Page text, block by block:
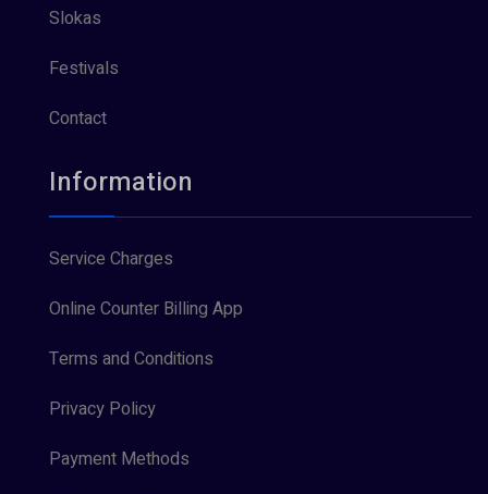
Slokas
Festivals
Contact
Information
Service Charges
Online Counter Billing App
Terms and Conditions
Privacy Policy
Payment Methods